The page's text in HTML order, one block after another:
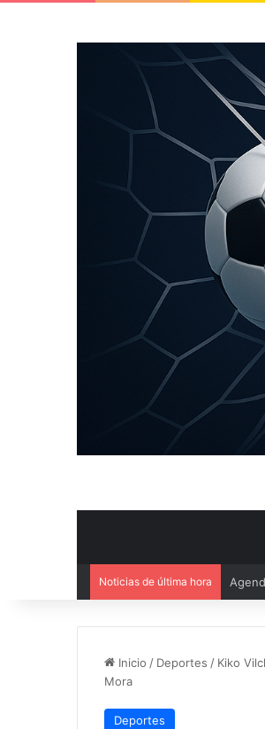
Noticias de última hora Ya se
Inicio / Deportes / Kiko
Mora
Deportes